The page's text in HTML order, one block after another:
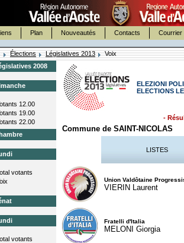
Plan Nouveautés Contacts Courrier
Élections Législatives 2013
Voix
2008
12.00
19.00
22.00
votants
votants
ELEZIONI
ELECTIONS
-
Commune de SAINT-NICOLAS
LISTES
Union Valdôtaine
VIERIN Laurent
Fratelli d'Italia
MELONI Giorgia